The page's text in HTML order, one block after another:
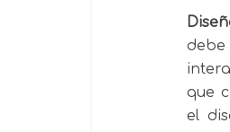
debe
que
el